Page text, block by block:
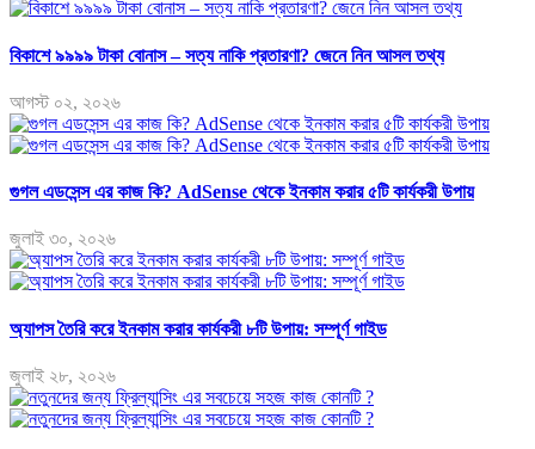
বিকাশে ৯৯৯৯ টাকা বোনাস – সত্য নাকি প্রতারণা? জেনে নিন আসল তথ্য
আগস্ট ০২, ২০২৬
গুগল এডসেন্স এর কাজ কি? AdSense থেকে ইনকাম করার ৫টি কার্যকরী উপায়
জুলাই ৩০, ২০২৬
অ্যাপস তৈরি করে ইনকাম করার কার্যকরী ৮টি উপায়: সম্পূর্ণ গাইড
জুলাই ২৮, ২০২৬